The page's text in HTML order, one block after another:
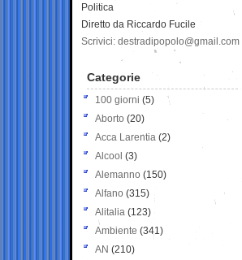
Politica
Diretto da Riccardo Fucile
Scrivici: destradipopolo@gmail.com
Categorie
100 giorni (5)
Aborto (20)
Acca Larentia (2)
Alcool (3)
Alemanno (150)
Alfano (315)
Alitalia (123)
Ambiente (341)
AN (210)